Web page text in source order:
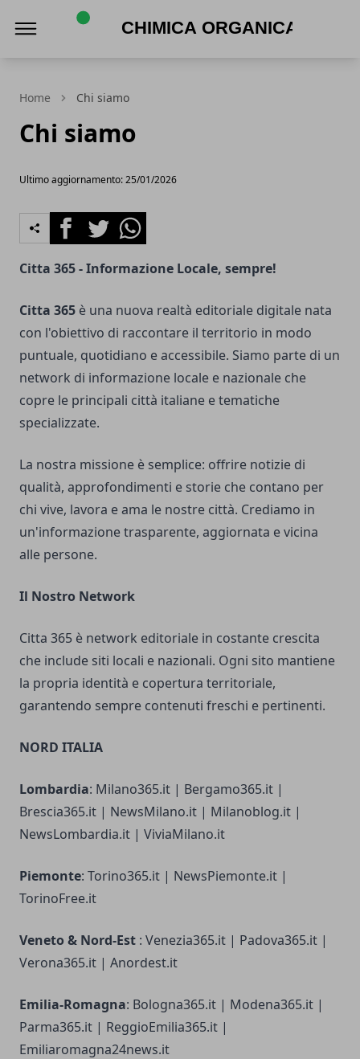
Home Chi siamo
Chi siamo
Ultimo aggiornamento: 25/01/2026
FacebookTwitterWhatsapp
Citta 365 - Informazione Locale, sempre!
Citta 365 è una nuova realtà editoriale digitale nata
con l'obiettivo di raccontare il territorio in modo
puntuale, quotidiano e accessibile. Siamo parte di un
network di informazione locale e nazionale che
copre le principali città italiane e tematiche
specializzate.
La nostra missione è semplice: offrire notizie di
qualità, approfondimenti e storie che contano per
chi vive, lavora e ama le nostre città. Crediamo in
un'informazione trasparente, aggiornata e vicina
alle persone.
Il Nostro Network
Citta 365 è network editoriale in costante crescita
che include siti locali e nazionali. Ogni sito mantiene
la propria identità e copertura territoriale,
garantendo sempre contenuti freschi e pertinenti.
NORD ITALIA
Lombardia: Milano365.it | Bergamo365.it |
Brescia365.it | NewsMilano.it | Milanoblog.it |
NewsLombardia.it | ViviaMilano.it
Piemonte: Torino365.it | NewsPiemonte.it |
TorinoFree.it
Veneto & Nord-Est : Venezia365.it | Padova365.it |
Verona365.it | Anordest.it
Emilia-Romagna: Bologna365.it | Modena365.it |
Parma365.it | ReggioEmilia365.it |
Emiliaromagna24news.it